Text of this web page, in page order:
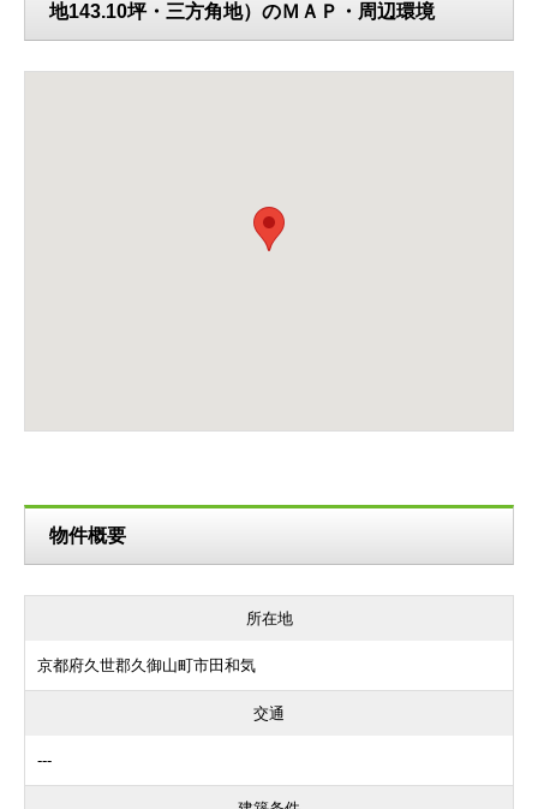
地143.10坪・三方角地）のＭＡＰ・周辺環境
物件概要
所在地
京都府久世郡久御山町市田和気
交通
---